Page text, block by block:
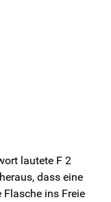
lautete F 2
dass eine
ins Freie